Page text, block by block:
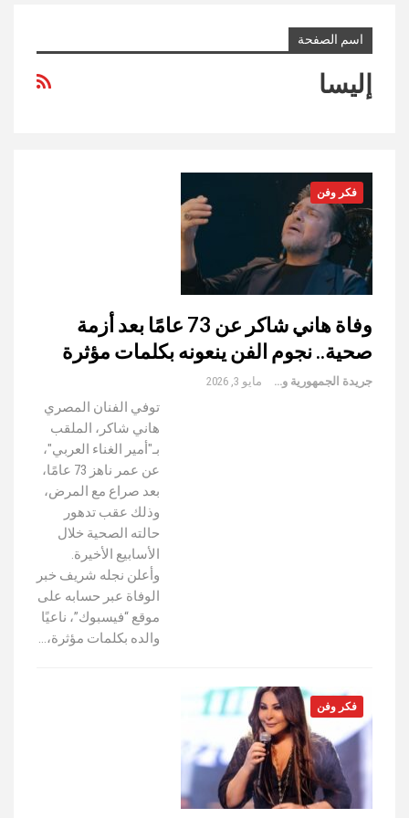
اسم الصفحة
إليسا
فكر وفن
وفاة هاني شاكر عن 73 عامًا بعد أزمة
صحية.. نجوم الفن ينعونه بكلمات مؤثرة
جريدة الجمهورية والعالم مايو 3, 2026
توفي الفنان المصري
هاني شاكر، الملقب
بـ"أمير الغناء العربي"،
عن عمر ناهز 73 عامًا،
بعد صراع مع المرض،
وذلك عقب تدهور
حالته الصحية خلال
الأسابيع الأخيرة.
وأعلن نجله شريف خبر
الوفاة عبر حسابه على
موقع “فيسبوك”، ناعيًا
والده بكلمات مؤثرة،…
فكر وفن